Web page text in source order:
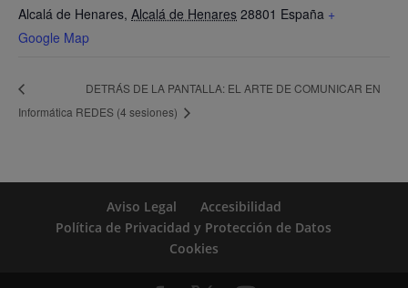
Alcalá de Henares, Alcalá de Henares 28801 España +
Google Map
Informática
DETRÁS DE LA PANTALLA: EL ARTE DE COMUNICAR EN
REDES (4 sesiones)
Aviso Legal
Accesibilidad
Política de Privacidad y Protección de Datos
Cookies